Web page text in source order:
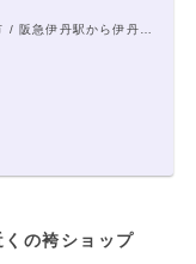
ら伊丹市バス「千僧口」停留所下車、西へ徒歩5分。 専用駐車場あり。
の袴ショップ